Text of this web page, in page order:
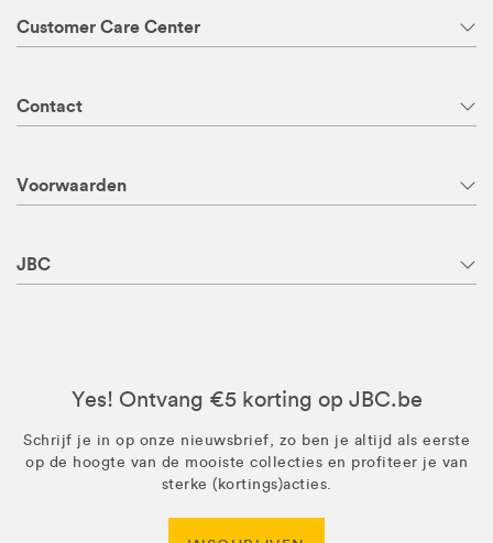
Customer Care Center
Contact
Voorwaarden
JBC
Yes! Ontvang €5 korting op JBC.be
Schrijf je in op onze nieuwsbrief, zo ben je altijd als eerste
op de hoogte van de mooiste collecties en profiteer je van
sterke (kortings)acties.